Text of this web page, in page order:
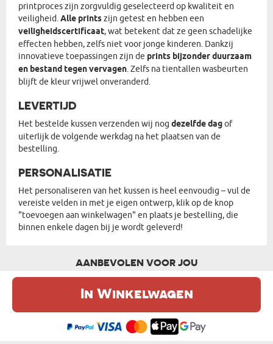
In Winkelwagen
printproces zijn zorgvuldig geselecteerd op kwaliteit en
veiligheid.Alle printszijn getest en hebben een
veiligheidscertificaat, wat betekent dat ze geen schadelijke
effecten hebben, zelfs niet voor jonge kinderen. Dankzij
innovatieve toepassingen zijn de prints bijzonder duurzaam
en bestand tegen vervagen. Zelfs na tientallen wasbeurten
blijft de kleur vrijwel onveranderd.
LEVERTIJD
Het bestelde kussen verzenden wij nog dezelfde dagof
uiterlijk de volgende werkdag na het plaatsen van de
bestelling.
PERSONALISATIE
Het personaliseren van het kussen is heel eenvoudig – vul de
vereiste velden in met je eigen ontwerp, klik op de knop
"toevoegen aan winkelwagen" en plaats je bestelling, die
binnen enkele dagen bij je wordt geleverd!
AANBEVOLEN VOOR JOU
De website maakt gebruik van cookies. Meer informatie in onze
cookie
beleid. Ik ben het eens